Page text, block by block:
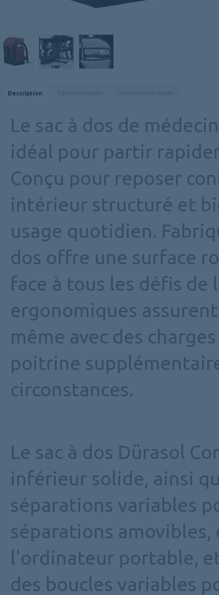
Description
Le sac à dos de
idéal pour partir
Conçu pour reposer
intérieur structuré et
usage quotidien.
dos offre une surface
face à tous les défis
ergonomiques
même avec des
poitrine
circonstances.
Le sac à dos Dürasol
inférieur solide, ainsi
séparations variables
séparations
l'ordinateur portable,
des boucles variables